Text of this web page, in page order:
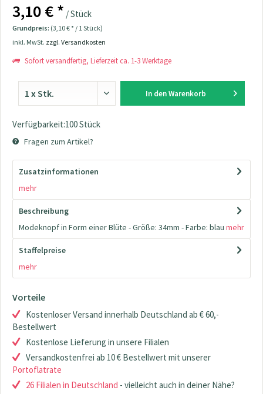
3,10 € * / Stück
Grundpreis: (3,10 € * / 1 Stück)
inkl. MwSt. zzgl. Versandkosten
Sofort versandfertig, Lieferzeit ca. 1-3 Werktage
In den Warenkorb
Verfügbarkeit:100 Stück
Fragen zum Artikel?
Zusatzinformationen
mehr
Beschreibung
Modeknopf in Form einer Blüte - Größe: 34mm - Farbe: blau mehr
Staffelpreise
mehr
Vorteile
Kostenloser Versand innerhalb Deutschland ab € 60,-
Bestellwert
Kostenlose Lieferung in unsere Filialen
Versandkostenfrei ab 10 € Bestellwert mit unserer
Portoflatrate
26 Filialen in Deutschland - vielleicht auch in deiner Nähe?